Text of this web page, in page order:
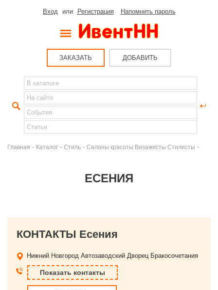
Вход или Регистрация Напомнить пароль
ЗАКАЗАТЬ ДОБАВИТЬ
Главная - Каталог - Стиль - Салоны красоты Визажисты Стилисты -
ЕСЕНИЯ
КОНТАКТЫ Есения
Нижний Новгород Автозаводский Дворец Бракосочетания
Показать контакты